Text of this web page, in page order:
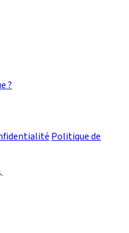
?
Politique de